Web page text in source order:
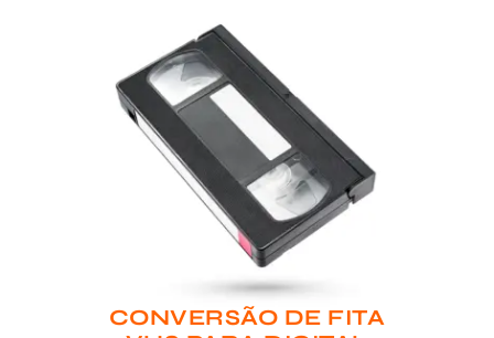
CONVERSÃO DE FITA